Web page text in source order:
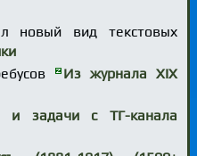
новый вид текстовых
Из журнала XIX
и задачи с ТГ-канала